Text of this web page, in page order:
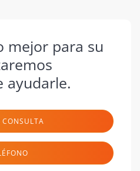
mejor para su
ayudarle.
CONSULTA